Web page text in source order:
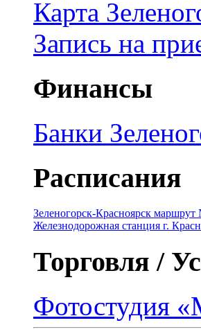
Карта
Запись на
Финансы
Банки
Расписания
Зеленогорск-Красноярск маршрут
Железнодорожная станция г.
Торговля /
Фотостудия